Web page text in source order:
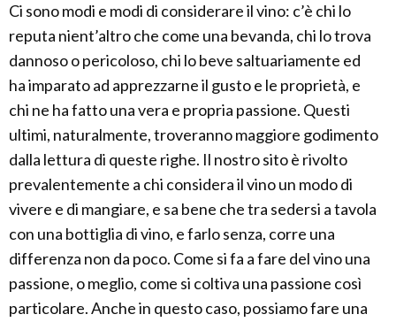
Ci sono modi e modi di considerare il vino: c’è chi lo
reputa nient’altro che come una bevanda, chi lo trova
dannoso o pericoloso, chi lo beve saltuariamente ed
ha imparato ad apprezzarne il gusto e le proprietà, e
chi ne ha fatto una vera e propria passione. Questi
ultimi, naturalmente, troveranno maggiore godimento
dalla lettura di queste righe. Il nostro sito è rivolto
prevalentemente a chi considera il vino un modo di
vivere e di mangiare, e sa bene che tra sedersi a tavola
con una bottiglia di vino, e farlo senza, corre una
differenza non da poco. Come si fa a fare del vino una
passione, o meglio, come si coltiva una passione così
particolare. Anche in questo caso, possiamo fare una